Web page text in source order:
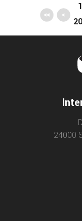
1
24000